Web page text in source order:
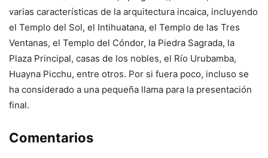
varias características de la arquitectura incaica, incluyendo
el Templo del Sol, el Intihuatana, el Templo de las Tres
Ventanas, el Templo del Cóndor, la Piedra Sagrada, la
Plaza Principal, casas de los nobles, el Río Urubamba,
Huayna Picchu, entre otros. Por si fuera poco, incluso se
ha considerado a una pequeña llama para la presentación
final.
Comentarios